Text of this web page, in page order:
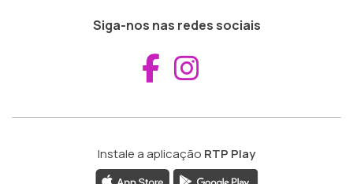
Siga-nos nas redes sociais
Aceder ao
Instale a aplicação RTP Play